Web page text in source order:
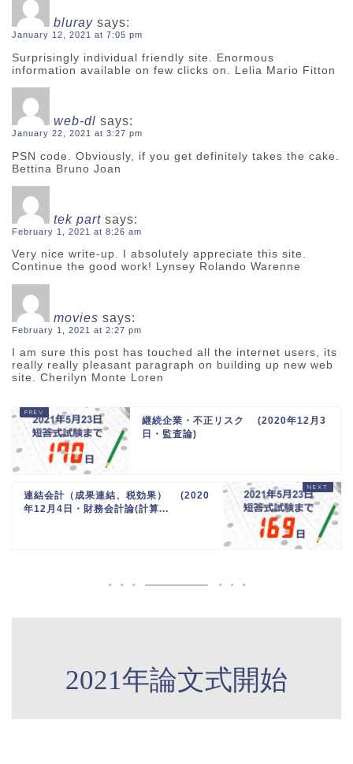
bluray says:
January 12, 2021 at 7:05 pm
Surprisingly individual friendly site. Enormous
information available on few clicks on. Lelia Mario Fitton
web-dl says:
January 22, 2021 at 3:27 pm
PSN code. Obviously, if you get definitely takes the cake.
Bettina Bruno Joan
tek part says:
February 1, 2021 at 8:26 am
Very nice write-up. I absolutely appreciate this site.
Continue the good work! Lynsey Rolando Warenne
movies says:
February 1, 2021 at 2:27 pm
I am sure this post has touched all the internet users, its
really really pleasant paragraph on building up new web
site. Cherilyn Monte Loren
継続企業・不正リスク (2020年12月3
日・監査論)
連結会計（成果連結、税効果） (2020
年12月4日・財務会計論(計算...